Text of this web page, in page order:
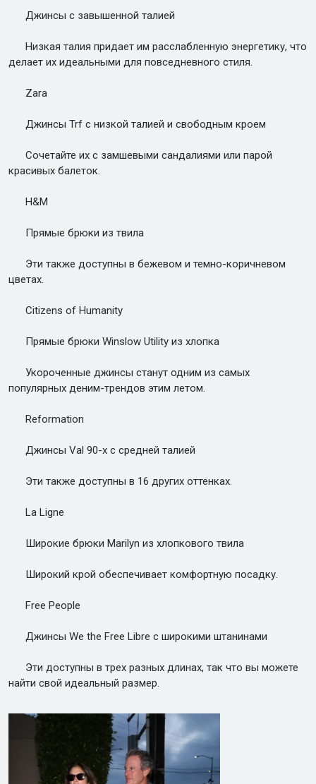
Джинсы с завышенной талией
Низкая талия придает им расслабленную энергетику, что
делает их идеальными для повседневного стиля.
Zara
Джинсы Trf с низкой талией и свободным кроем
Сочетайте их с замшевыми сандалиями или парой
красивых балеток.
H&M
Прямые брюки из твила
Эти также доступны в бежевом и темно-коричневом
цветах.
Citizens of Humanity
Прямые брюки Winslow Utility из хлопка
Укороченные джинсы станут одним из самых
популярных деним-трендов этим летом.
Reformation
Джинсы Val 90-х с средней талией
Эти также доступны в 16 других оттенках.
La Ligne
Широкие брюки Marilyn из хлопкового твила
Широкий крой обеспечивает комфортную посадку.
Free People
Джинсы We the Free Libre с широкими штанинами
Эти доступны в трех разных длинах, так что вы можете
найти свой идеальный размер.